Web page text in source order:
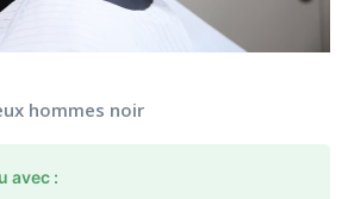
hommes noir
avec :